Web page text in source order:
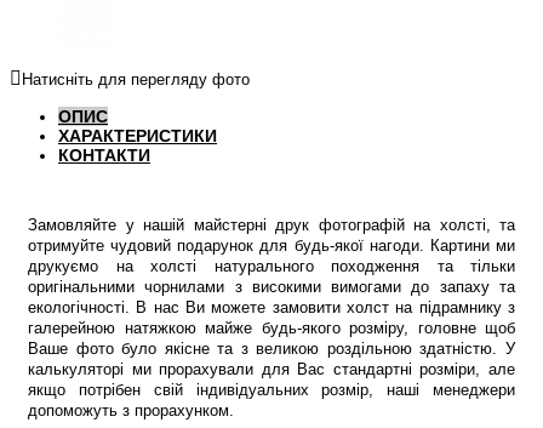
Натисніть для перегляду фото
ОПИС
ХАРАКТЕРИСТИКИ
КОНТАКТИ
Замовляйте у нашій майстерні друк фотографій на холсті, та
отримуйте чудовий подарунок для будь-якої нагоди. Картини ми
друкуємо на холсті натурального походження та тільки
оригінальними чорнилами з високими вимогами до запаху та
екологічності. В нас Ви можете замовити холст на підрамнику з
галерейною натяжкою майже будь-якого розміру, головне щоб
Ваше фото було якісне та з великою роздільною здатністю. У
калькуляторі ми прорахували для Вас стандартні розміри, але
якщо потрібен свій індивідуальних розмір, наші менеджери
допоможуть з прорахунком.